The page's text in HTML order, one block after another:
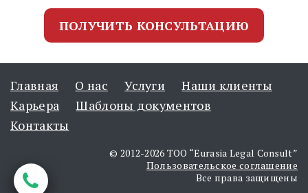
ПОЛУЧИТЬ КОНСУЛЬТАЦИЮ
Главная О нас Услуги
Наши клиенты
Карьера
Шаблоны документов
Контакты
© 2012-2026 ТОО “Eurasia Legal Consult”
Пользовательское соглашение
Все права защищены